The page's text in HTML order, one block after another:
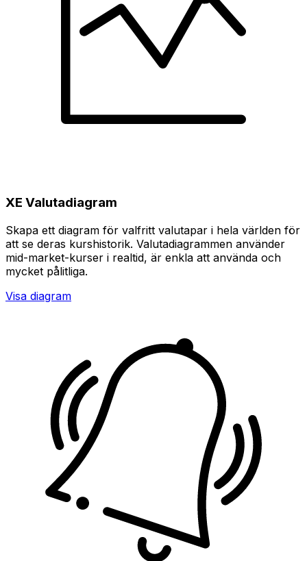
XE Valutadiagram
Skapa ett diagram för valfritt valutapar i hela världen för
att se deras kurshistorik. Valutadiagrammen använder
mid-market-kurser i realtid, är enkla att använda och
mycket pålitliga.
Visa diagram